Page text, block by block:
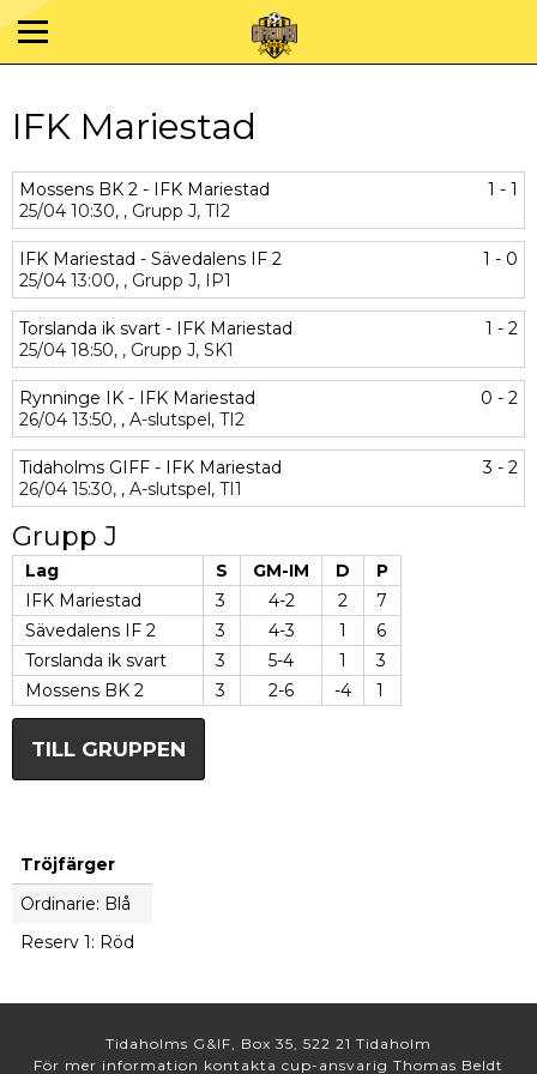
IFK Mariestad
Mossens BK 2 - IFK Mariestad
1 - 1
25/04 10:30, , Grupp J, TI2
IFK Mariestad - Sävedalens IF 2
1 - 0
25/04 13:00, , Grupp J, IP1
Torslanda ik svart - IFK Mariestad
1 - 2
25/04 18:50, , Grupp J, SK1
Rynninge IK - IFK Mariestad
0 - 2
26/04 13:50, , A-slutspel, TI2
Tidaholms GIFF - IFK Mariestad
3 - 2
26/04 15:30, , A-slutspel, TI1
Grupp J
Lag S GM-IM D
P
IFK Mariestad
3 4-2 2
7
Sävedalens IF 2
3 4-3 1
6
Torslanda ik svart
3 5-4 1
3
Mossens BK 2
3 2-6 -4 1
TILL GRUPPEN
Tröjfärger
Ordinarie: Blå
Reserv 1: Röd
Tidaholms G&IF, Box 35, 522 21 Tidaholm
För mer information kontakta cup-ansvarig Thomas Beldt